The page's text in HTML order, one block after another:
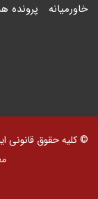
خاورمیانه پرونده
© کلیه حقوق قانونی